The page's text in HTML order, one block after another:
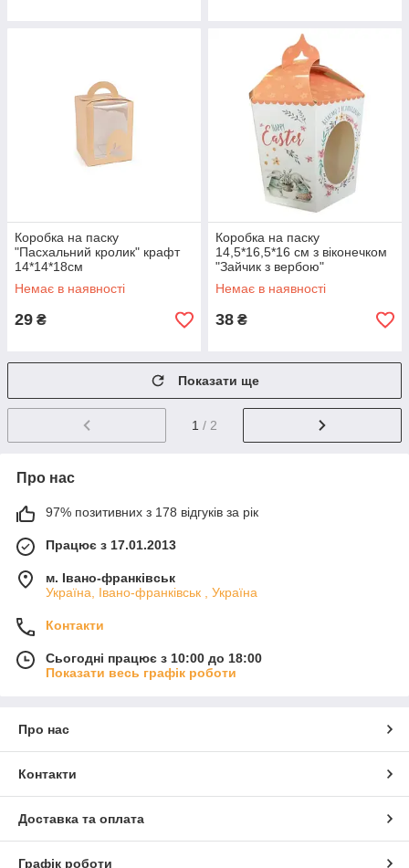
Коробка на паску
"Пасхальний кролик" крафт
14*14*18см
Немає в наявності
29 ₴
Коробка на паску
14,5*16,5*16 см з віконечком
"Зайчик з вербою"
Немає в наявності
38 ₴
Показати ще
1 / 2
Про нас
97% позитивних з 178 відгуків за рік
Працює з 17.01.2013
м. Івано-франківськ
Україна, Івано-франківськ , Україна
Контакти
Сьогодні працює з 10:00 до 18:00
Показати весь графік роботи
Про нас
Контакти
Доставка та оплата
Графік роботи